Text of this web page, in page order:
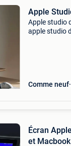
Apple
Apple studio
apple studio
Comme neuf
Écran
et